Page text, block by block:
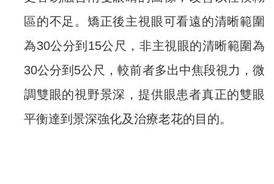
區的不足。矯正後主視眼可看遠的清晰範圍
為30公分到15公尺，非主視眼的清晰範圍為
30公分到5公尺，較前者多出中焦段視力，微
調雙眼的視野景深，提供眼患者真正的雙眼
平衡達到景深強化及治療老花的目的。